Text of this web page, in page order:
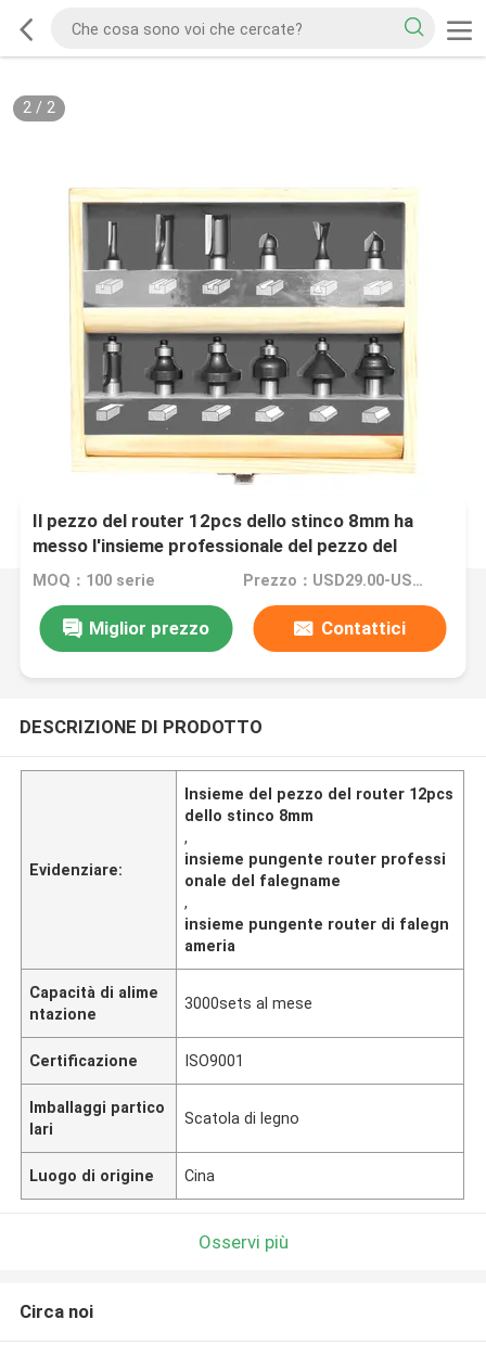
2/ 2
Il pezzo del router 12pcs dello stinco 8mm ha
messo l'insieme professionale del pezzo del
router del falegname
MOQ：100 serie Prezzo：USD29.00-USD100.00
Miglior prezzo Contattici
DESCRIZIONE DI PRODOTTO
Evidenziare:
Insieme del pezzo del router 12pcs
dello stinco 8mm
,
insieme pungente router professi
onale del falegname
,
insieme pungente router di falegn
ameria
Capacità di alime
ntazione
3000sets al mese
Certificazione ISO9001
Imballaggi partico
lari
Scatola di legno
Luogo di origine Cina
Osservi più
Circa noi